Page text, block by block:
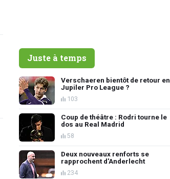
Juste à temps
Verschaeren bientôt de retour en
Jupiler Pro League ?
103
Coup de théâtre : Rodri tourne le
dos au Real Madrid
58
Deux nouveaux renforts se
rapprochent d'Anderlecht
234